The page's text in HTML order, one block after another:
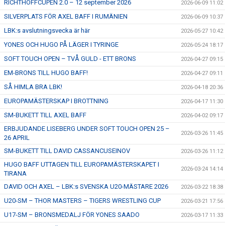
LBKS VÄRDEGRUNDER
GDPR
LBKS JUBILEUMSBOK
STOLT SPONSOR
ÅNGERRÄTT
OM SKADAN ÄR FRAMME
FRÅGOR KRING FRITIDSKORTET
RICHTHOFFCUPEN 2.0 – 12 september 2026 2026-06-09 11:02
SILVERPLATS FÖR AXEL BAFF I RUMÄNIEN 2026-06-09 10:37
LBK:s avslutningsvecka är här 2026-05-27 10:42
YONES OCH HUGO PÅ LÄGER I TYRINGE 2026-05-24 18:17
SOFT TOUCH OPEN – TVÅ GULD - ETT BRONS 2026-04-27 09:15
EM-BRONS TILL HUGO BAFF! 2026-04-27 09:11
SÅ HIMLA BRA LBK! 2026-04-18 20:36
EUROPAMÄSTERSKAP I BROTTNING 2026-04-17 11:30
SM-BUKETT TILL AXEL BAFF 2026-04-02 09:17
ERBJUDANDE LISEBERG UNDER SOFT TOUCH OPEN 25 –
26 APRIL
2026-03-26 11:45
SM-BUKETT TILL DAVID CASSANCUSEINOV 2026-03-26 11:12
HUGO BAFF UTTAGEN TILL EUROPAMÄSTERSKAPET I
TIRANA
2026-03-24 14:14
DAVID OCH AXEL – LBK:s SVENSKA U20-MÄSTARE 2026 2026-03-22 18:38
U20-SM – THOR MASTERS – TIGERS WRESTLING CUP 2026-03-21 17:56
U17-SM – BRONSMEDALJ FÖR YONES SAADO 2026-03-17 11:33